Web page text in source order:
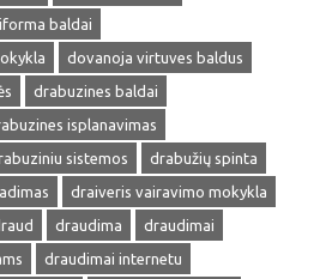
baldai
dovanoja virtuves baldus
drabuzines baldai
isplanavimas
sistemos
drabužių spinta
draiveris vairavimo mokykla
draudima
draudimai
draudimai internetu